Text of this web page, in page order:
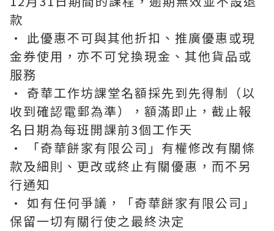
款
• 此優惠不可與其他折扣、推廣優惠或現
金券使用，亦不可兌換現金、其他貨品或
服務
• 奇華工作坊課堂名額採先到先得制（以
收到確認電郵為準），額滿即止，截止報
名日期為每班開課前3個工作天
• 「奇華餅家有限公司」有權修改有關條
款及細則、更改或終止有關優惠，而不另
行通知
• 如有任何爭議，「奇華餅家有限公司」
保留一切有關行使之最終決定